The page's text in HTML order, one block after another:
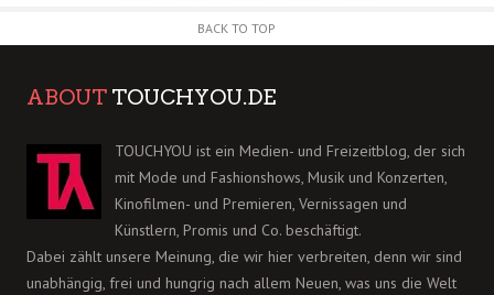
BACK TO TOP
ABOUT TOUCHYOU.DE
TOUCHYOU ist ein Medien- und Freizeitblog, der sich
mit Mode und Fashionshows, Musik und Konzerten,
Kinofilmen- und Premieren, Vernissagen und
Künstlern, Promis und Co. beschäftigt.
Dabei zählt unsere Meinung, die wir hier verbreiten, denn wir sind
unabhängig, frei und hungrig nach allem Neuen, was uns die Welt